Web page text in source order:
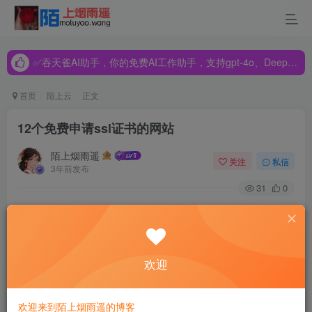
✅吞天雀AI助手，你的免费AI工作助手，支持gpt-4o、DeepSeek、Claude🔥🔥🔥🔥
✅吞天雀AI助手，你的免费AI工作助手，支持gpt-4o、DeepSeek、Claude🔥🔥🔥🔥
首页 陌上云 正文
12个免费申请ssl证书的网站
陌上烟雨遥
3年前发布
关注 私信
31 0
间的通信安全。它通过加密传输数据来防止第三方窃取网站
中，SSL证书已经成为了保证数据安全的必要手段。然而，
欢迎
欢迎来到陌上烟雨遥的博客